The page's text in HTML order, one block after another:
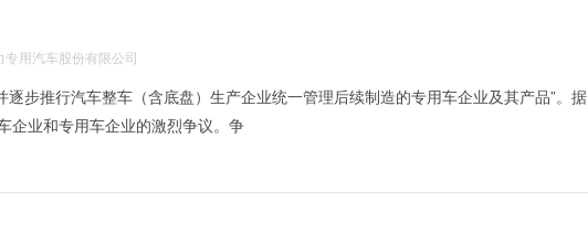
专用汽车股份有限公司
步推行汽车整车（含底盘）生产企业统一管理后续制造的专用车企业及其产品”。据
企业和专用车企业的激烈争议。争